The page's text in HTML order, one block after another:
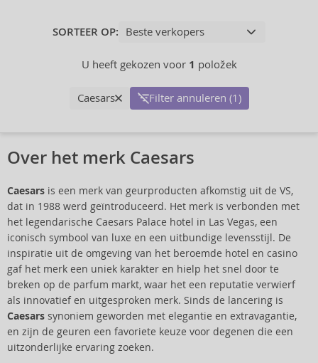
SORTEER OP:
U heeft gekozen voor 1 položek
Caesars Filter annuleren (1)
Over het merk Caesars
Caesars is een merk van geurproducten afkomstig uit de VS,
dat in 1988 werd geïntroduceerd. Het merk is verbonden met
het legendarische Caesars Palace hotel in Las Vegas, een
iconisch symbool van luxe en een uitbundige levensstijl. De
inspiratie uit de omgeving van het beroemde hotel en casino
gaf het merk een uniek karakter en hielp het snel door te
breken op de parfum markt, waar het een reputatie verwierf
als innovatief en uitgesproken merk. Sinds de lancering is
Caesars synoniem geworden met elegantie en extravagantie,
en zijn de geuren een favoriete keuze voor degenen die een
uitzonderlijke ervaring zoeken.